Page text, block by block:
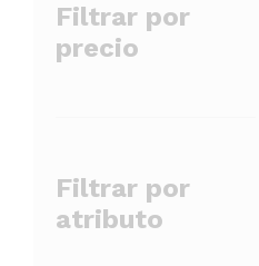
Filtrar por
precio
Filtrar por
atributo